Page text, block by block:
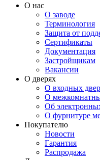
О нас
О заводе
Терминология
Защита от
Сертификаты
Документация
Застройщикам
Вакансии
О дверях
О входных
О
Об
О фурнитуре
Покупателю
Новости
Гарантия
Распродажа